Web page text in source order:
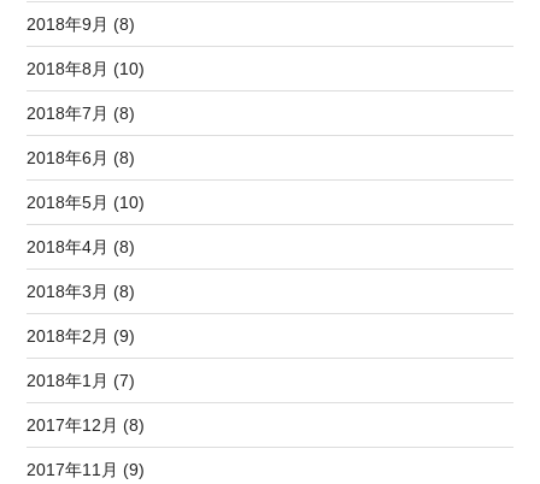
2018年9月 (8)
2018年8月 (10)
2018年7月 (8)
2018年6月 (8)
2018年5月 (10)
2018年4月 (8)
2018年3月 (8)
2018年2月 (9)
2018年1月 (7)
2017年12月 (8)
2017年11月 (9)